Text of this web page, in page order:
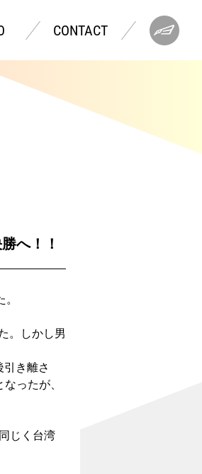
CONTACT
へ！！
。しかし男
き離さ
ったが、
じく台湾